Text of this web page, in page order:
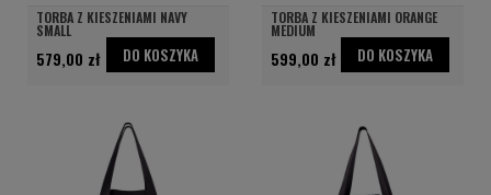
TORBA Z KIESZENIAMI NAVY
SMALL
579,00 zł DO KOSZYKA
TORBA Z KIESZENIAMI ORANGE
MEDIUM
599,00 zł DO KOSZYKA